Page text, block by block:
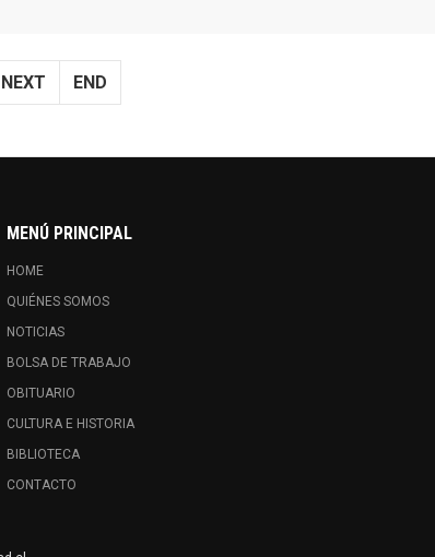
NEXT END
MENÚ PRINCIPAL
HOME
QUIÉNES SOMOS
NOTICIAS
BOLSA DE TRABAJO
OBITUARIO
CULTURA E HISTORIA
BIBLIOTECA
CONTACTO